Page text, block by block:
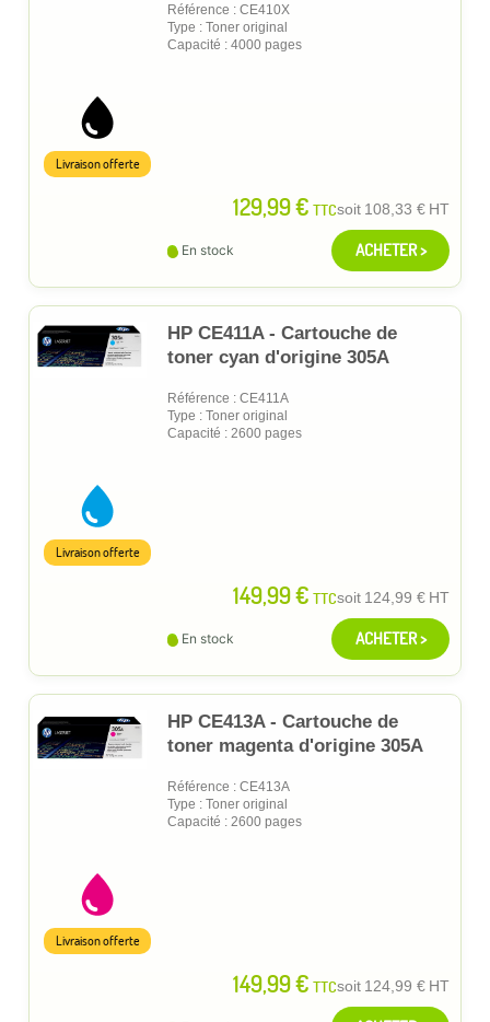
Référence : CE410X
Type : Toner original
Capacité : 4000 pages
129,99 € TTCsoit 108,33 € HT
Livraison offerte
En stock ACHETER >
HP CE411A - Cartouche de
toner cyan d'origine 305A
Référence : CE411A
Type : Toner original
Capacité : 2600 pages
149,99 € TTCsoit 124,99 € HT
Livraison offerte
En stock ACHETER >
HP CE413A - Cartouche de
toner magenta d'origine 305A
Référence : CE413A
Type : Toner original
Capacité : 2600 pages
149,99 € TTCsoit 124,99 € HT
Livraison offerte